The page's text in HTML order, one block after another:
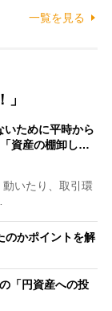
一覧を見る
いために平時から
資産の棚卸し…
いたり、取引環
のかポイントを解
「円資産への投